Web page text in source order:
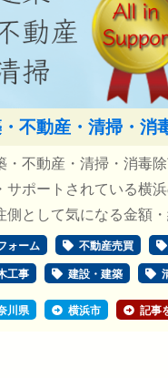
不動産・清掃・消
不動産・清掃・消毒
サポートされている横
として気になる金額
ォーム 不動産売買
工事 建設・建築
川県 横浜市 記事